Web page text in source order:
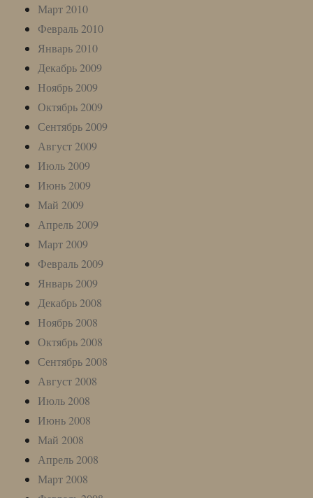
Март 2010
Февраль 2010
Январь 2010
Декабрь 2009
Ноябрь 2009
Октябрь 2009
Сентябрь 2009
Август 2009
Июль 2009
Июнь 2009
Май 2009
Апрель 2009
Март 2009
Февраль 2009
Январь 2009
Декабрь 2008
Ноябрь 2008
Октябрь 2008
Сентябрь 2008
Август 2008
Июль 2008
Июнь 2008
Май 2008
Апрель 2008
Март 2008